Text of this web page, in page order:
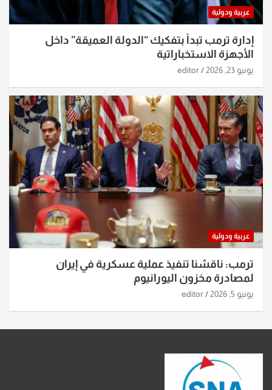
عربية ودولية
إدارة ترمب تبدأ بتفكيك “الدولة العميقة” داخل
الأجهزة الاستخباراتية
يونيو 23, 2026 editor
عربية ودولية
ترمب: ناقشنا تنفيذ عملية عسكرية في إيران
لمصادرة مخزون اليورانيوم
يونيو 5, 2026 editor